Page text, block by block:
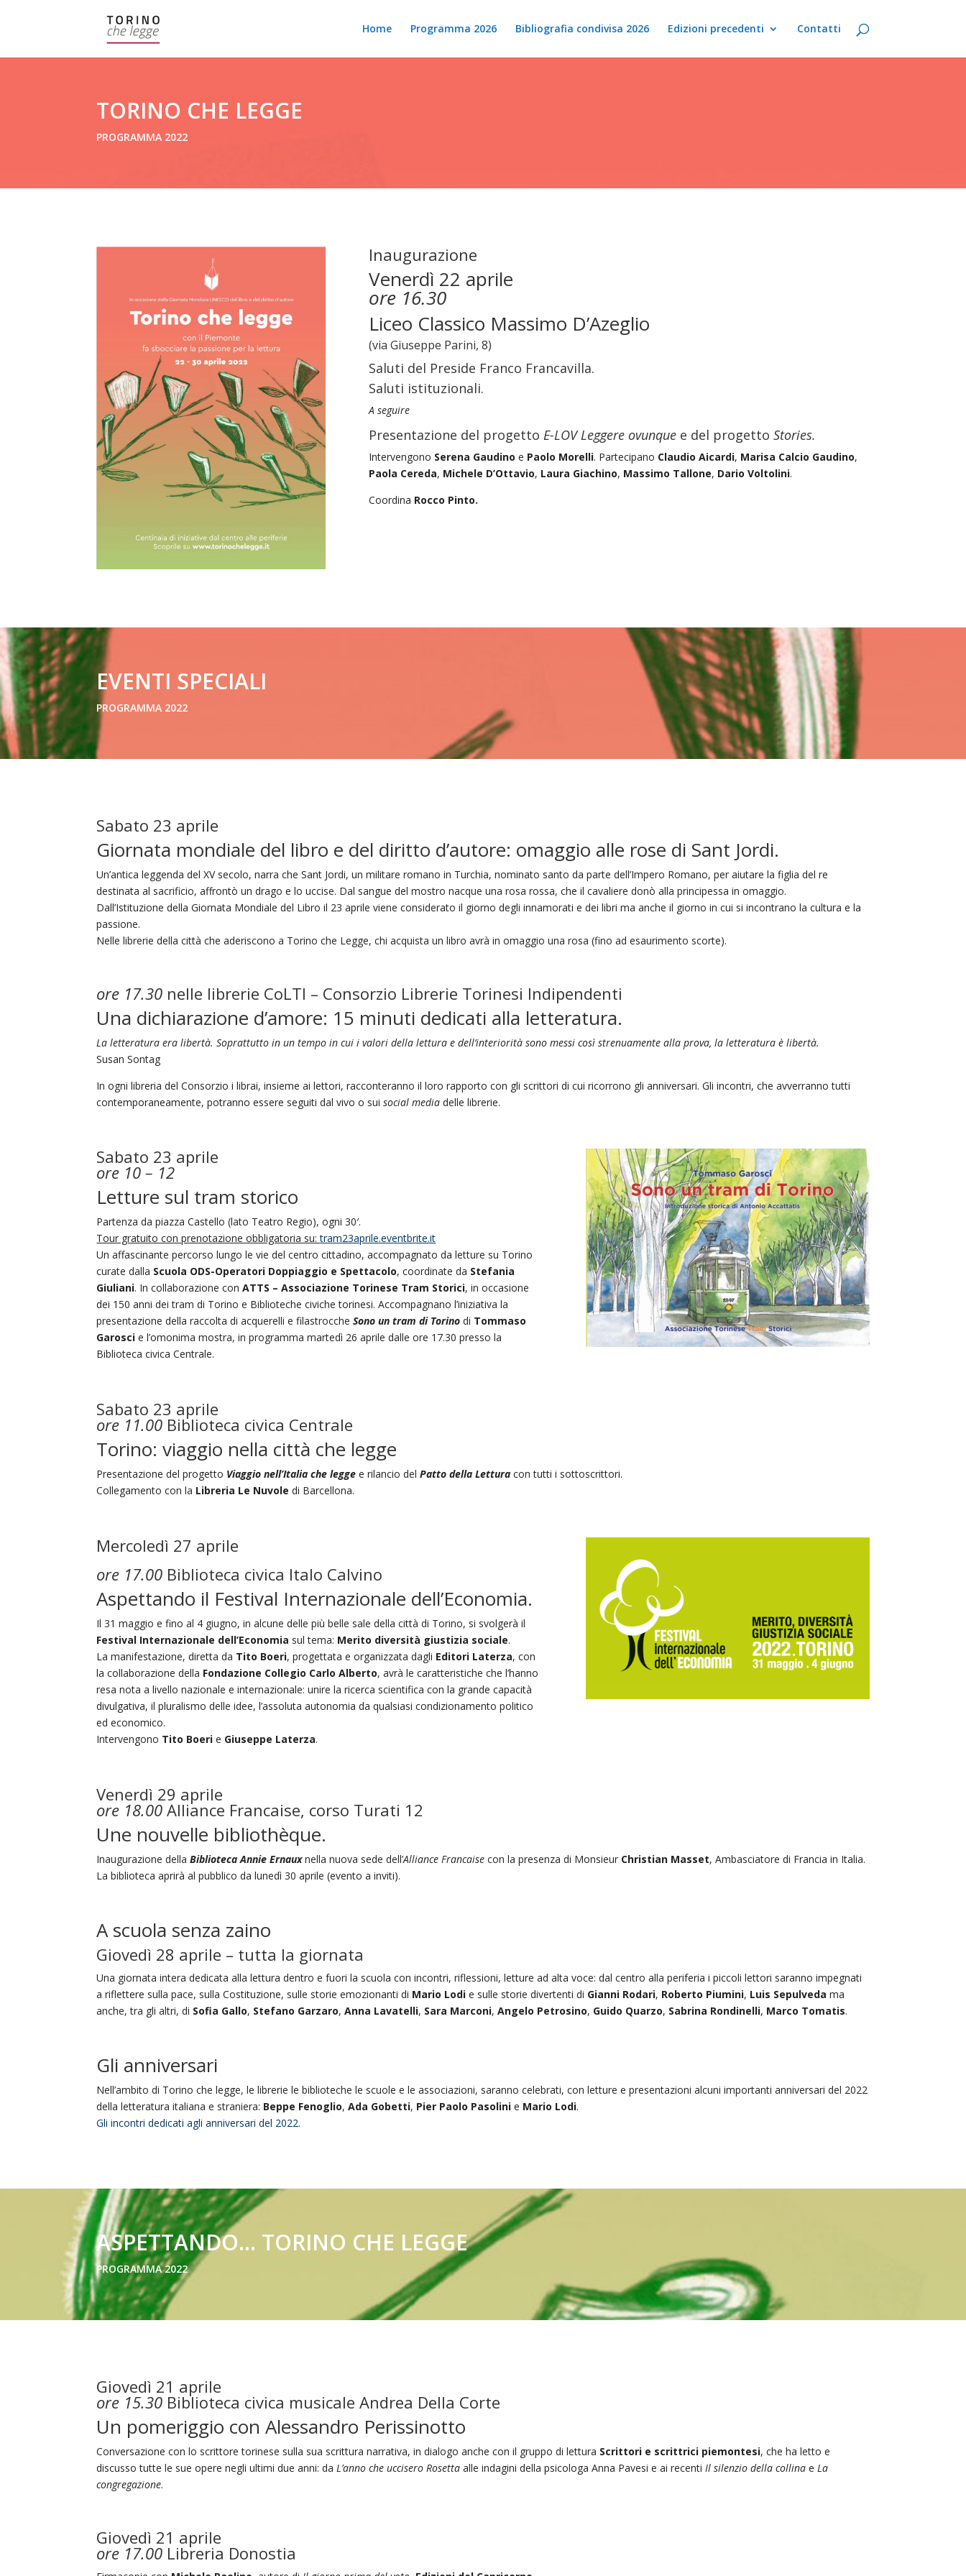
Home Programma 2026 Bibliografia condivisa 2026 Edizioni precedenti Contatti
TORINO CHE LEGGE
PROGRAMMA 2022
Inaugurazione
Venerdì 22 aprile
ore 16.30
Liceo Classico Massimo D’Azeglio
(via Giuseppe Parini, 8)
Saluti del Preside Franco Francavilla.
Saluti istituzionali.
A seguire
Presentazione del progetto E-LOV Leggere ovunquee del progetto Stories.
Intervengono Serena Gaudino e Paolo Morelli. Partecipano Claudio Aicardi, Marisa Calcio Gaudino,
Paola Cereda, Michele D’Ottavio, Laura Giachino, Massimo Tallone, Dario Voltolini.
Coordina Rocco Pinto.
EVENTI SPECIALI
PROGRAMMA 2022
Sabato 23 aprile
Giornata mondiale del libro e del diritto d’autore: omaggio alle rose di Sant Jordi.
Un’antica leggenda del XV secolo, narra che Sant Jordi, un militare romano in Turchia, nominato santo da parte dell’Impero Romano, per aiutare la figlia del re
destinata al sacrificio, affrontò un drago e lo uccise. Dal sangue del mostro nacque una rosa rossa, che il cavaliere donò alla principessa in omaggio.
Dall’Istituzione della Giornata Mondiale del Libro il 23 aprile viene considerato il giorno degli innamorati e dei libri ma anche il giorno in cui si incontrano la cultura e la
passione.
Nelle librerie della città che aderiscono a Torino che Legge, chi acquista un libro avrà in omaggio una rosa (fino ad esaurimento scorte).
ore 17.30 nelle librerie CoLTI – Consorzio Librerie Torinesi Indipendenti
Una dichiarazione d’amore: 15 minuti dedicati alla letteratura.
La letteratura era libertà. Soprattutto in un tempo in cui i valori della lettura e dell’interiorità sono messi così strenuamente alla prova, la letteratura è libertà.
Susan Sontag
In ogni libreria del Consorzio i librai, insieme ai lettori, racconteranno il loro rapporto con gli scrittori di cui ricorrono gli anniversari. Gli incontri, che avverranno tutti
contemporaneamente, potranno essere seguiti dal vivo o suisocial media delle librerie.
Sabato 23 aprile
ore 10 – 12
Letture sul tram storico
Partenza da piazza Castello (lato Teatro Regio), ogni 30′.
Tour gratuito con prenotazione obbligatoria su:tram23aprile.eventbrite.it
Un affascinante percorso lungo le vie del centro cittadino, accompagnato da letture su Torino
curate dalla Scuola ODS-Operatori Doppiaggio e Spettacolo, coordinate da Stefania
Giuliani. In collaborazione conATTS – Associazione Torinese Tram Storici, in occasione
dei 150 anni dei tram di Torino e Biblioteche civiche torinesi. Accompagnano l’iniziativa la
presentazione della raccolta di acquerelli e filastroccheSono un tram di Torino di Tommaso
Garosci e l’omonima mostra, in programma martedì 26 aprile dalle ore 17.30 presso la
Biblioteca civica Centrale.
Sabato 23 aprile
ore 11.00 Biblioteca civica Centrale
Torino: viaggio nella città che legge
Presentazione del progetto Viaggio nell’Italia che legge e rilancio delPatto della Lettura con tutti i sottoscrittori.
Collegamento con la Libreria Le Nuvole di Barcellona.
Mercoledì 27 aprile
ore 17.00 Biblioteca civica Italo Calvino
Aspettando il Festival Internazionale dell’Economia.
Il 31 maggio e fino al 4 giugno, in alcune delle più belle sale della città di Torino, si svolgerà il
Festival Internazionale dell’Economia sul tema: Merito diversità giustizia sociale.
La manifestazione, diretta da Tito Boeri, progettata e organizzata dagli Editori Laterza, con
la collaborazione della Fondazione Collegio Carlo Alberto, avrà le caratteristiche che l’hanno
resa nota a livello nazionale e internazionale: unire la ricerca scientifica con la grande capacità
divulgativa, il pluralismo delle idee, l’assoluta autonomia da qualsiasi condizionamento politico
ed economico.
Intervengono Tito Boeri e Giuseppe Laterza.
Venerdì 29 aprile
ore 18.00Alliance Francaise, corso Turati 12
Une nouvelle bibliothèque.
Inaugurazione dellaBiblioteca Annie Ernauxnella nuova sede dell’Alliance Francaise con la presenza di Monsieur Christian Masset, Ambasciatore di Francia in Italia.
La biblioteca aprirà al pubblico da lunedì 30 aprile (evento a inviti).
A scuola senza zaino
Giovedì 28 aprile – tutta la giornata
Una giornata intera dedicata alla lettura dentro e fuori la scuola con incontri, riflessioni, letture ad alta voce: dal centro alla periferia i piccoli lettori saranno impegnati
a riflettere sulla pace, sulla Costituzione, sulle storie emozionanti di Mario Lodi e sulle storie divertenti di Gianni Rodari, Roberto Piumini, Luis Sepulveda ma
anche, tra gli altri, di Sofia Gallo, Stefano Garzaro,Anna Lavatelli, Sara Marconi,Angelo Petrosino, Guido Quarzo, Sabrina Rondinelli, Marco Tomatis.
Gli anniversari
Nell’ambito di Torino che legge, le librerie le biblioteche le scuole e le associazioni, saranno celebrati, con letture e presentazioni alcuni importanti anniversari del 2022
della letteratura italiana e straniera: Beppe Fenoglio,Ada Gobetti, Pier Paolo Pasolini e Mario Lodi.
Gli incontri dedicati agli anniversari del 2022.
ASPETTANDO... TORINO CHE LEGGE
PROGRAMMA 2022
Giovedì 21 aprile
ore 15.30 Biblioteca civica musicale Andrea Della Corte
Un pomeriggio con Alessandro Perissinotto
Conversazione con lo scrittore torinese sulla sua scrittura narrativa, in dialogo anche con il gruppo di lettura Scrittori e scrittrici piemontesi, che ha letto e
discusso tutte le sue opere negli ultimi due anni: daL’anno che uccisero Rosetta alle indagini della psicologa Anna Pavesi e ai recenti Il silenzio della collina eLa
congregazione.
Giovedì 21 aprile
ore 17.00 Libreria Donostia